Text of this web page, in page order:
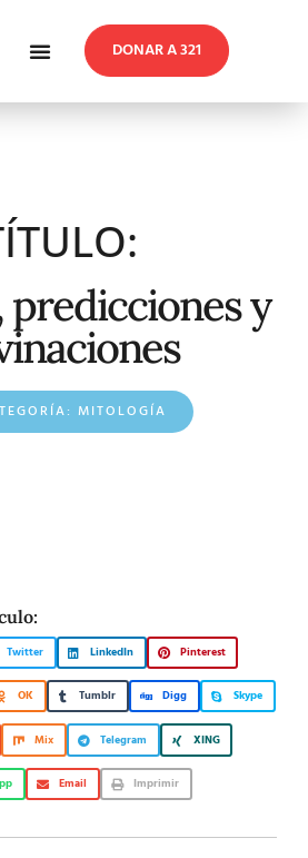
DONAR A 321
predicciones y
MITOLOGÍA
Twitter LinkedIn Pinterest
OK Tumblr Digg Skype
Mix Telegram XING
Email Imprimir